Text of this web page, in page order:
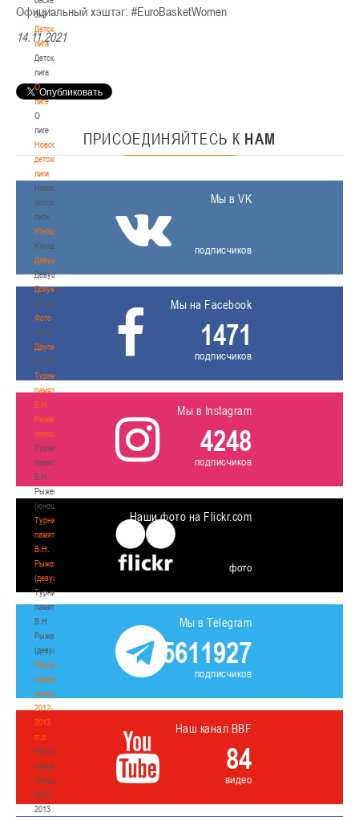
3х3
Детская
лига
Детская
лига
О
лиге
О
лиге
Новости
детской
лиги
Новости
детской
лиги
Юноши
Юноши
Девушки
Девушки
Документы
Документы
Фото
Фото
Другие
Другие
Турнир
памяти
В.Н.
Рыженкова
(юноши)
Турнир
памяти
В.Н.
Рыженкова
(юноши)
Турнир
памяти
В.Н.
Рыженкова
(девушки)
Турнир
памяти
В.Н.
Рыженкова
(девушки)
Республиканские
соревнования
(юноши)
2012-
2013
гг.р.
Республиканские
соревнования
(юноши)
2012-
2013
Официальный хэштэг: #EuroBasketWomen
14.11.2021
ПРИСОЕДИНЯЙТЕСЬ К НАМ
Мы в VK
подписчиков
Мы на Facebook
1471
подписчиков
Мы в Instagram
4248
подписчиков
Наши фото на Flickr.com
фото
Мы в Telegram
5611927
подписчиков
Наш канал BBF
84
видео